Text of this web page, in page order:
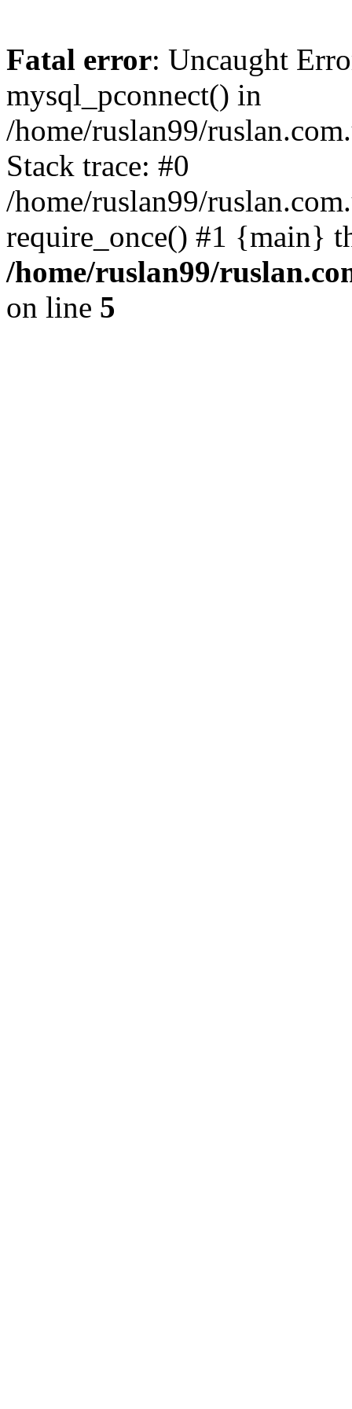
Fatal error: Uncaught
mysql_pconnect() in
/home/ruslan99/
Stack trace: #0
/home/ruslan99/
require_once() #1 {main}
/home/ruslan99/
on line 5